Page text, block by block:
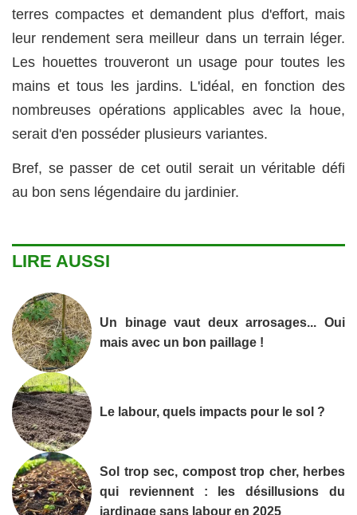
terres compactes et demandent plus d'effort, mais
leur rendement sera meilleur dans un terrain léger.
Les houettes trouveront un usage pour toutes les
mains et tous les jardins. L'idéal, en fonction des
nombreuses opérations applicables avec la houe,
serait d'en posséder plusieurs variantes.
Bref, se passer de cet outil serait un véritable défi
au bon sens légendaire du jardinier.
LIRE AUSSI
Un binage vaut deux arrosages... Oui
mais avec un bon paillage !
Le labour, quels impacts pour le sol ?
Sol trop sec, compost trop cher, herbes
qui reviennent : les désillusions du
jardinage sans labour en 2025